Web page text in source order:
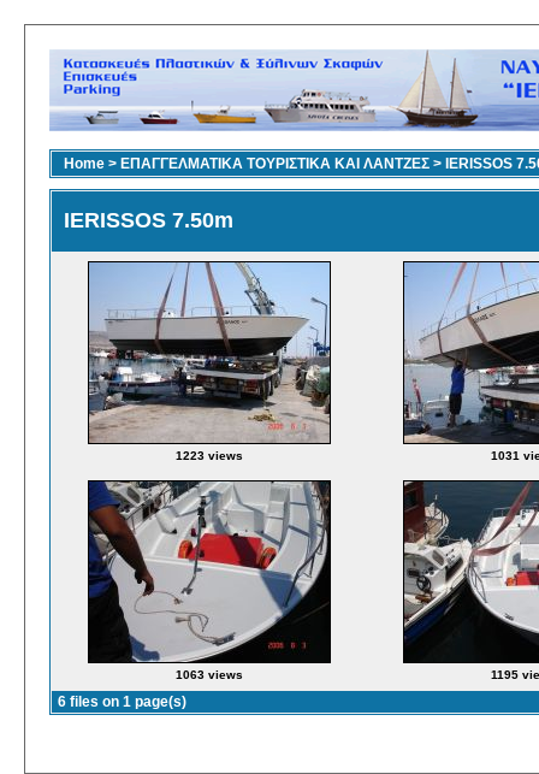
Home > ΕΠΑΓΓΕΛΜΑΤΙΚΑ ΤΟΥΡΙΣΤΙΚΑ ΚΑΙ ΛΑΝΤΖΕΣ > IERISSOS
IERISSOS 7.50m
1223 views 1031
1063 views 1195
6 files on 1 page(s)